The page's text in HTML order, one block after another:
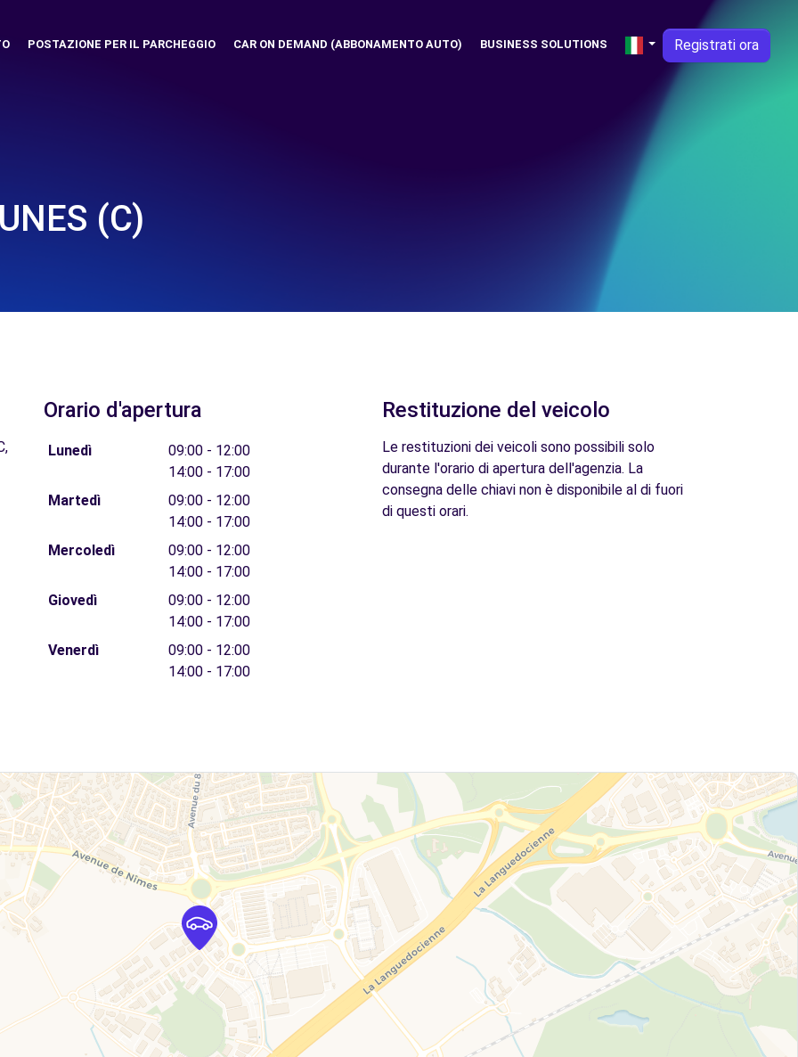
POSTAZIONE PER IL PARCHEGGIO CAR ON DEMAND (ABBONAMENTO AUTO) BUSINESS SOLUTIONS Registrati ora
(C)
Orario d'apertura
Lunedì
09:00 - 12:00
14:00 - 17:00
Martedì
09:00 - 12:00
14:00 - 17:00
Mercoledì
09:00 - 12:00
14:00 - 17:00
Giovedì
09:00 - 12:00
14:00 - 17:00
Venerdì
09:00 - 12:00
14:00 - 17:00
Restituzione del veicolo
Le restituzioni dei veicoli sono possibili solo
durante l'orario di apertura dell'agenzia. La
consegna delle chiavi non è disponibile al di fuori
di questi orari.